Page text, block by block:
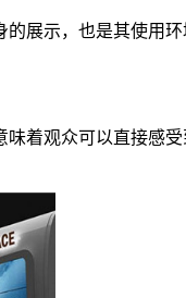
展示，也是其使用
着观众可以直接感